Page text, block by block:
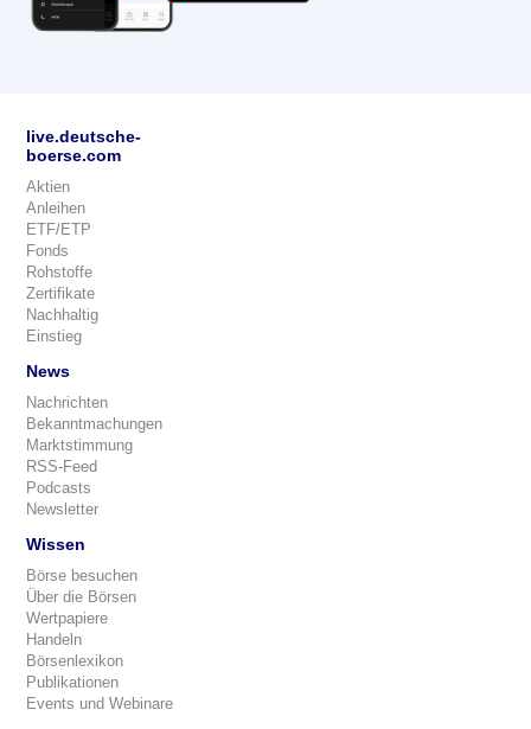
live.deutsche-
boerse.com
Aktien
Anleihen
ETF/ETP
Fonds
Rohstoffe
Zertifikate
Nachhaltig
Einstieg
News
Nachrichten
Bekanntmachungen
Marktstimmung
RSS-Feed
Podcasts
Newsletter
Wissen
Börse besuchen
Über die Börsen
Wertpapiere
Handeln
Börsenlexikon
Publikationen
Events und Webinare